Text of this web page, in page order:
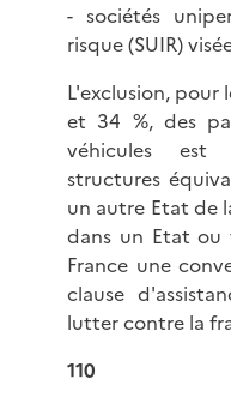
- sociétés
risque (SUIR)
L'exclusion, pour
et 34 %, des
véhicules est
structures
un autre Etat de
dans un Etat ou
France une
clause
lutter contre la
110